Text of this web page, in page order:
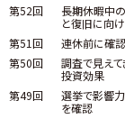
第52回
長期休暇中
と復旧に向
第51回 連休前に確認
第50回
調査で見え
投資効果
第49回
選挙で影響力
を確認